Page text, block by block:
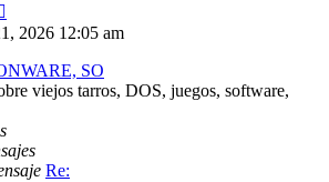
último
2026 12:05 am
SO
viejos tarros, DOS, juegos, software,
Re: